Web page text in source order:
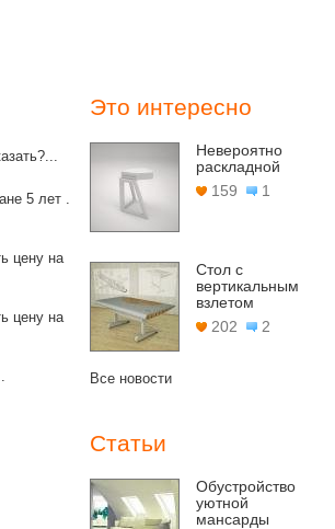
5 лет .
цену на
цену на
Это интересно
Невероятно
раскладной
159
1
Стол с
вертикальным
взлетом
202
2
Все новости
Статьи
Обустройство
уютной
мансарды